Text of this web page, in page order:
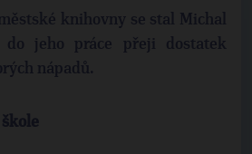
knihovny se stal Michal
do jeho práce přeji dostatek
nápadů.